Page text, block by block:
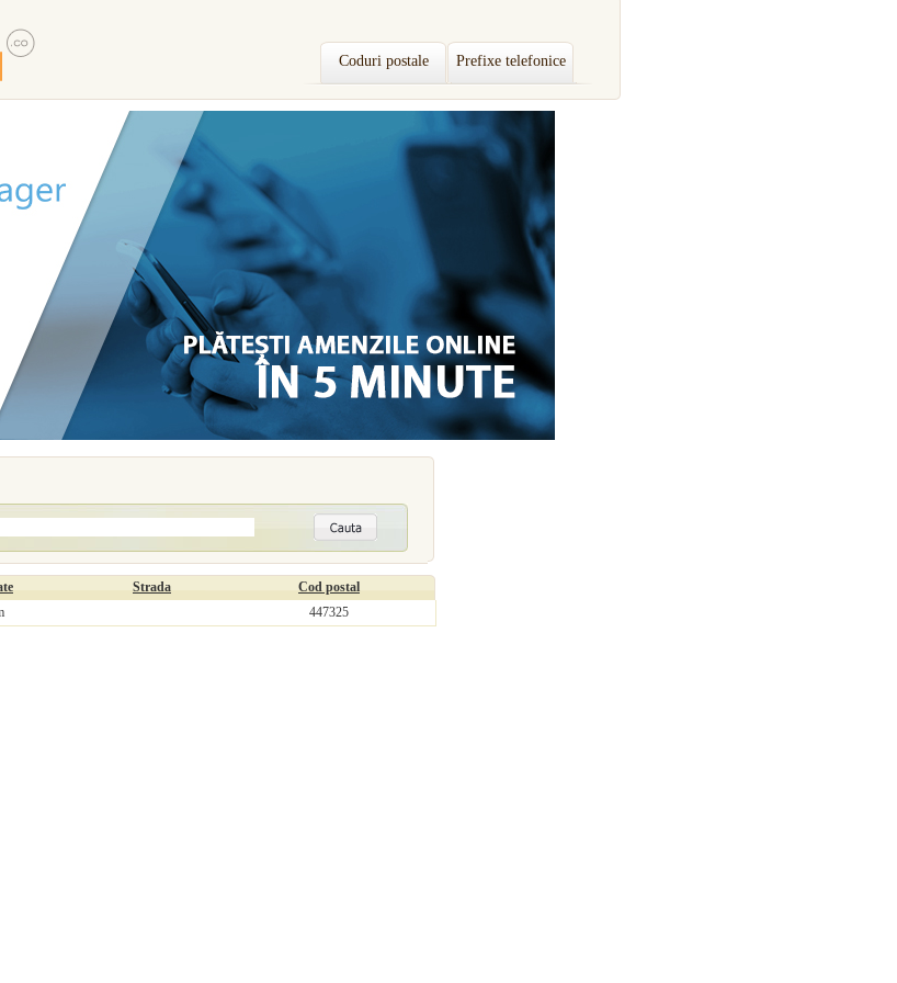
Coduri postale Prefixe telefonice
Strada
Cod postal
447325